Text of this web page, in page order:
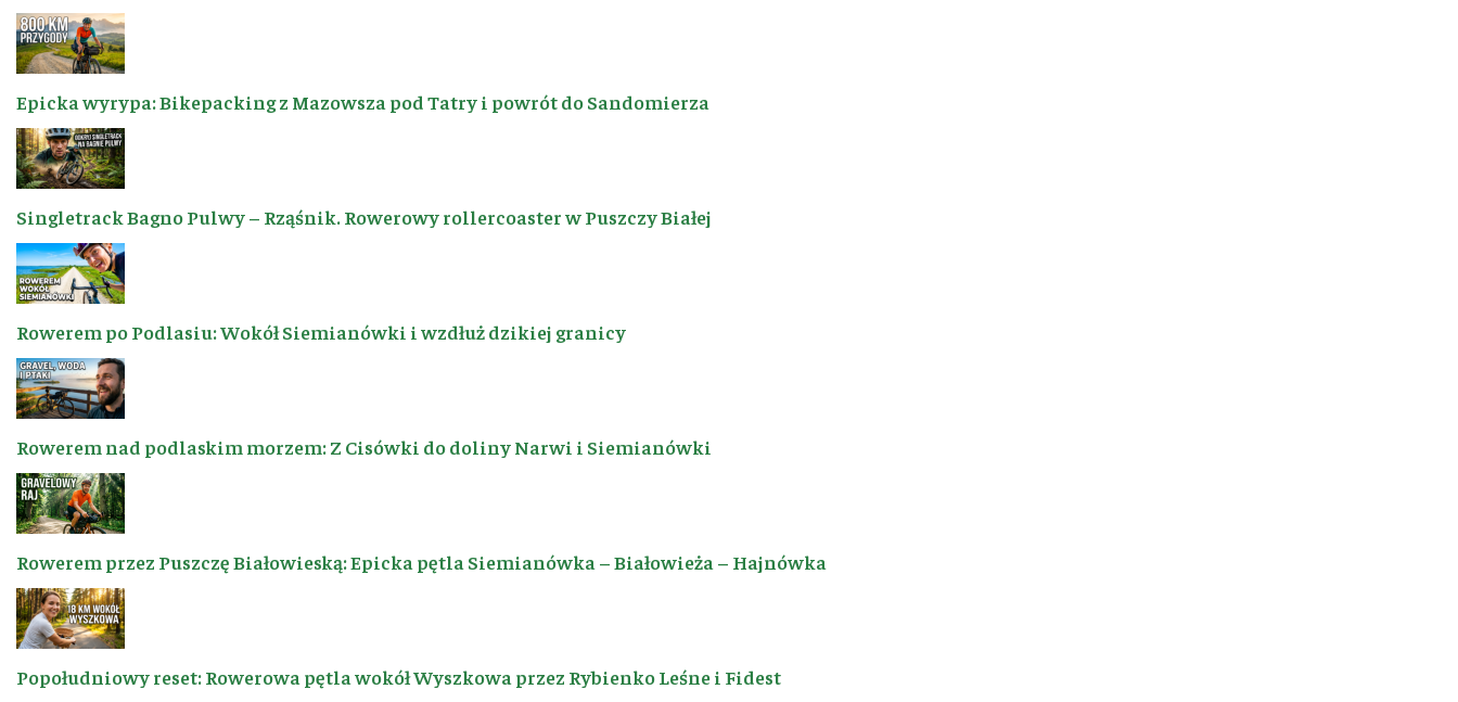
Epicka wyrypa: Bikepacking z Mazowsza pod Tatry i powrót do Sandomierza
Singletrack Bagno Pulwy – Rząśnik. Rowerowy rollercoaster w Puszczy Białej
Rowerem po Podlasiu: Wokół Siemianówki i wzdłuż dzikiej granicy
Rowerem nad podlaskim morzem: Z Cisówki do doliny Narwi i Siemianówki
Rowerem przez Puszczę Białowieską: Epicka pętla Siemianówka – Białowieża – Hajnówka
Popołudniowy reset: Rowerowa pętla wokół Wyszkowa przez Rybienko Leśne i Fidest